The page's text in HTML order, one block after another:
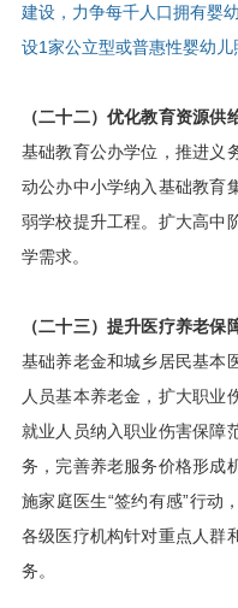
建设，力争每千人口拥有婴
设1家公立型或普惠性婴幼儿
（二十二）优化教育资源供
基础教育公办学位，推进义
动公办中小学纳入基础教育
弱学校提升工程。扩大高中
学需求。
（二十三）提升医疗养老保
基础养老金和城乡居民基本
人员基本养老金，扩大职业
就业人员纳入职业伤害保障
务，完善养老服务价格形成
施家庭医生“签约有感”行动
各级医疗机构针对重点人群
务。